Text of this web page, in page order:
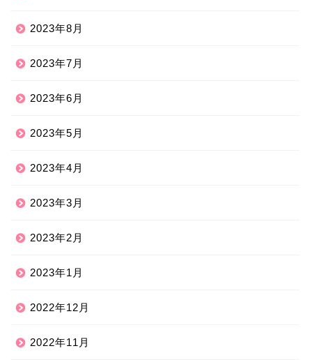
2023年8月
2023年7月
2023年6月
2023年5月
2023年4月
2023年3月
2023年2月
2023年1月
2022年12月
2022年11月